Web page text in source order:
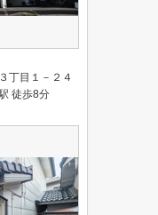
丁目１－２４
徒歩8分